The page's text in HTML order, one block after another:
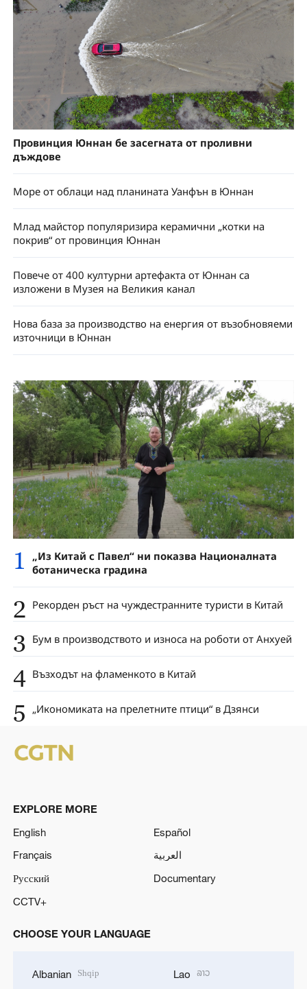
Провинция Юннан бе засегната от проливни
дъждове
Море от облаци над планината Уанфън в Юннан
Млад майстор популяризира керамични „котки на
покрив“ от провинция Юннан
Повече от 400 културни артефакта от Юннан са
изложени в Музея на Великия канал
Нова база за производство на енергия от възобновяеми
източници в Юннан
1
„Из Китай с Павел“ ни показва Националната
ботаническа градина
2 Рекорден ръст на чуждестранните туристи в Китай
3 Бум в производството и износа на роботи от Анхуей
4 Възходът на фламенкото в Китай
5 „Икономиката на прелетните птици“ в Дзянси
EXPLORE MORE
English
Español
Français
العربية
Русский
Documentary
CCTV+
CHOOSE YOUR LANGUAGE
Albanian Shqip Lao ລາວ